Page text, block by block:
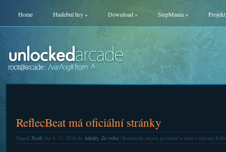
Home Hudební hry» Download» StepMania»
ReflecBeat má oficiální stránky
Napsal Xsoftdne 4. 11. 2010 do Arkády, Ze světa| Komentáře nejsou povolenéu textu s názvem